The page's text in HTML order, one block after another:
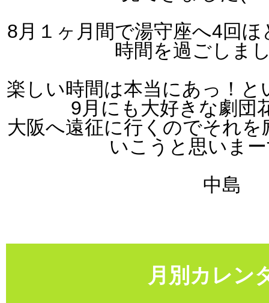
8月１ヶ月間で湯守座へ4回
時間を過ごしま
楽しい時間は本当にあっ！
9月にも大好きな劇団
大阪へ遠征に行くのでそれ
いこうと思いま
中島
月別カレン